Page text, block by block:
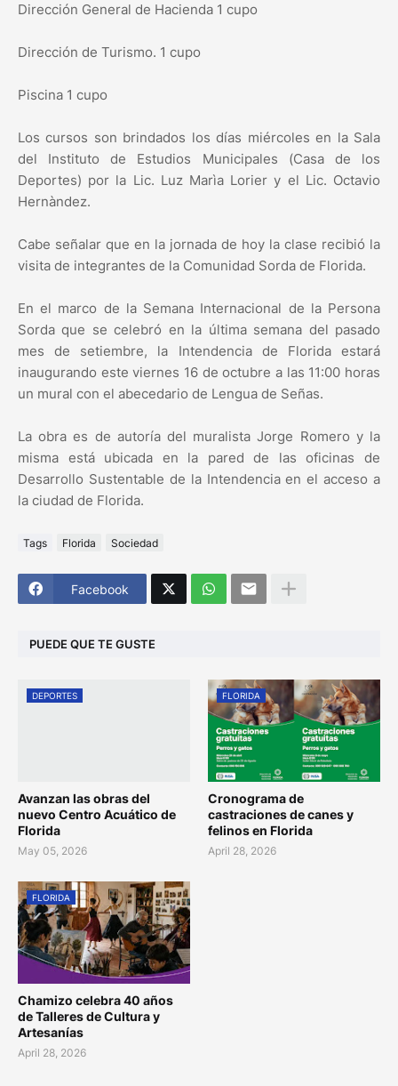
Dirección General de Hacienda 1 cupo
Dirección de Turismo. 1 cupo
Piscina 1 cupo
Los cursos son brindados los días miércoles en la Sala
del Instituto de Estudios Municipales (Casa de los
Deportes) por la Lic. Luz Marìa Lorier y el Lic. Octavio
Hernàndez.
Cabe señalar que en la jornada de hoy la clase recibió la
visita de integrantes de la Comunidad Sorda de Florida.
En el marco de la Semana Internacional de la Persona
Sorda que se celebró en la última semana del pasado
mes de setiembre, la Intendencia de Florida estará
inaugurando este viernes 16 de octubre a las 11:00 horas
un mural con el abecedario de Lengua de Señas.
La obra es de autoría del muralista Jorge Romero y la
misma está ubicada en la pared de las oficinas de
Desarrollo Sustentable de la Intendencia en el acceso a
la ciudad de Florida.
Tags Florida Sociedad
Facebook
PUEDE QUE TE GUSTE
DEPORTES
Avanzan las obras del
nuevo Centro Acuático de
Florida
May 05, 2026
FLORIDA
Cronograma de
castraciones de canes y
felinos en Florida
April 28, 2026
FLORIDA
Chamizo celebra 40 años
de Talleres de Cultura y
Artesanías
April 28, 2026